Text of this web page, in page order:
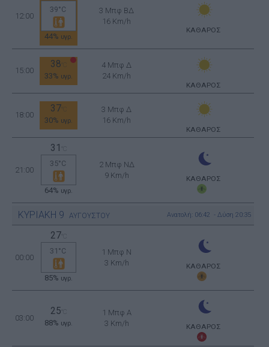
12:00
39°C
44% υγρ.
3 Μπφ ΒΔ
16 Km/h
ΚΑΘΑΡΟΣ
15:00
38
33% υγρ.
4 Μπφ Δ
24 Km/h
ΚΑΘΑΡΟΣ
18:00
37
30% υγρ.
3 Μπφ Δ
16 Km/h
ΚΑΘΑΡΟΣ
21:00
31
35°C
64% υγρ.
2 Μπφ ΝΔ
9 Km/h
ΚΑΘΑΡΟΣ
ΚΥΡΙΑΚΗ 9 ΑΥΓΟΥΣΤΟΥ Ανατολή: 06:42 - Δύση 20:35
00:00
27
31°C
85% υγρ.
1 Μπφ N
3 Km/h
ΚΑΘΑΡΟΣ
03:00
25
88% υγρ.
1 Μπφ Α
3 Km/h
ΚΑΘΑΡΟΣ